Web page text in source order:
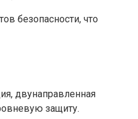
безопасности, что
двунаправленная
защиту.